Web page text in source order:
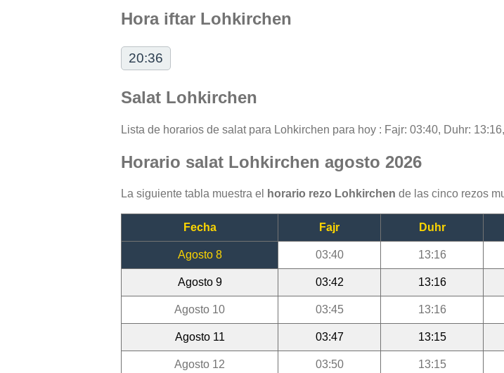
Hora iftar Lohkirchen
20:36
Salat Lohkirchen
Lista de horarios de salat para Lohkirchen para hoy : Fajr: 03:40, Duhr:
Horario salat Lohkirchen agosto 2026
La siguiente tabla muestra el horario rezo Lohkirchen de las cinco rezos
Fecha Fajr Duhr
Agosto 8 03:40 13:16
Agosto 9 03:42 13:16
Agosto 10 03:45 13:16
Agosto 11 03:47 13:15
Agosto 12 03:50 13:15